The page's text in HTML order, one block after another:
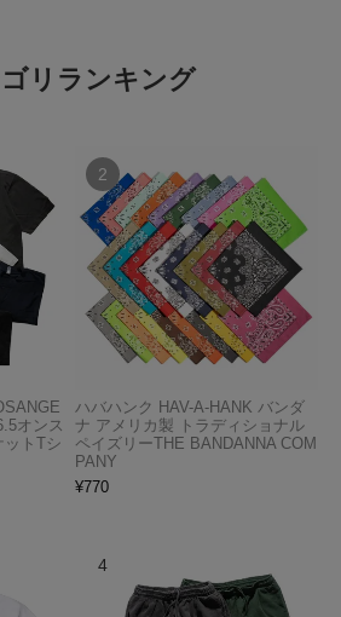
リランキング
オンス
トTシ
ハバハンク HAV-A-HANK バンダ
ナ アメリカ製 トラディショナル
ペイズリーTHE BANDANNA COM
PANY
¥770